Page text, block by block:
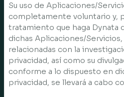
Su uso de Aplicaciones/
completamente voluntario y,
tratamiento que haga Dynata
dichas Aplicaciones/
relacionadas con la
privacidad, así como su
conforme a lo dispuesto en
privacidad, se llevará a cabo